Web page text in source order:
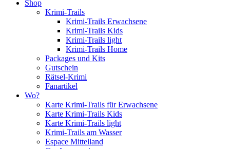
Shop
Krimi-Trails
Krimi-Trails Erwachsene
Krimi-Trails Kids
Krimi-Trails light
Krimi-Trails Home
Packages und Kits
Gutschein
Rätsel-Krimi
Fanartikel
Wo?
Karte Krimi-Trails für Erwachsene
Karte Krimi-Trails Kids
Karte Krimi-Trails light
Krimi-Trails am Wasser
Espace Mittelland